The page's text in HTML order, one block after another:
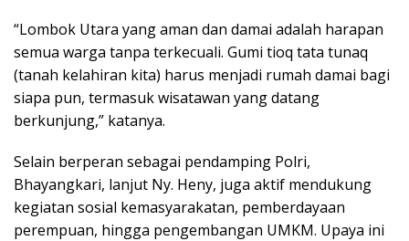
“Lombok Utara yang aman dan damai adalah harapan
semua warga tanpa terkecuali. Gumi tioq tata tunaq
(tanah kelahiran kita) harus menjadi rumah damai bagi
siapa pun, termasuk wisatawan yang datang
berkunjung,” katanya.
Selain berperan sebagai pendamping Polri,
Bhayangkari, lanjut Ny. Heny, juga aktif mendukung
kegiatan sosial kemasyarakatan, pemberdayaan
perempuan, hingga pengembangan UMKM. Upaya ini